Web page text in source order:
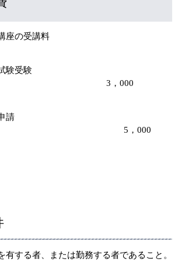
成研修講座の受講料
800円
験受験
，000
請
，000
800円
する者、または勤務する者であること。